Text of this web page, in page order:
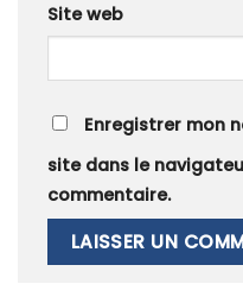
Site web
Enregistrer mon
site dans le
commentaire.